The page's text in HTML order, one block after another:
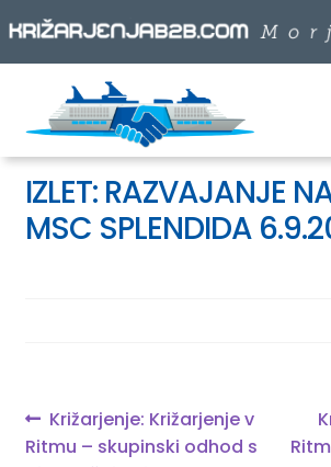
Skip
to
navigation
Skip
to
content
DNEVNI
INFO
IZLET: RAZVAJANJE
MSC SPLENDIDA
Navigacija
Previous
post:
Križarjenje: Križarjenje v
Ritmu – skupinski odhod s